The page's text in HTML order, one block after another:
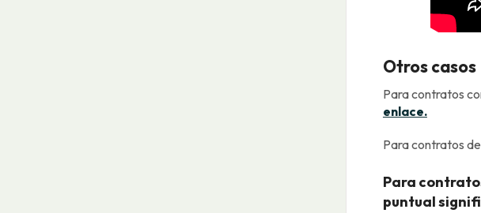
Otros casos
Para contratos
enlace.
Para contratos de
Para
puntual